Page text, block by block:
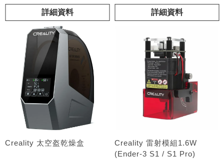
詳細資料 詳細資料
Creality 太空盔乾燥盒
Creality 雷射模組1.6W
(Ender-3 S1 / S1 Pro)